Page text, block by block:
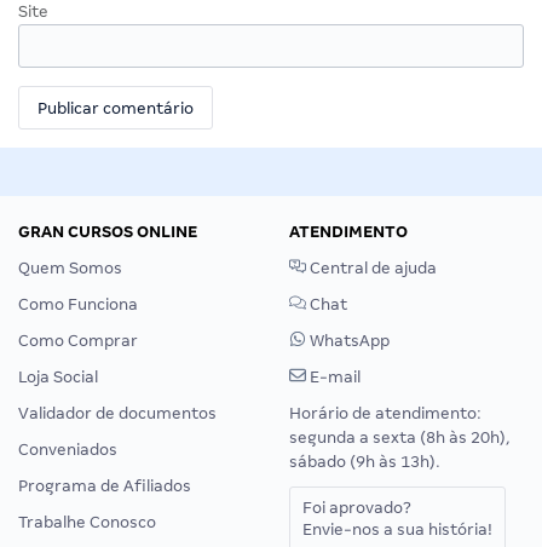
Site
GRAN CURSOS ONLINE
Quem Somos
Como Funciona
Como Comprar
Loja Social
Validador de documentos
Conveniados
Programa de Afiliados
Trabalhe Conosco
ATENDIMENTO
Central de ajuda
Chat
WhatsApp
E-mail
Horário de atendimento:
segunda a sexta (8h às 20h),
sábado (9h às 13h).
Foi aprovado?
Envie-nos a sua história!